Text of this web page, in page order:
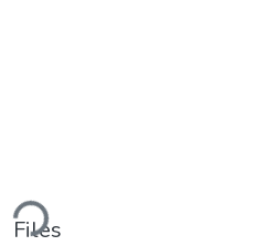
Loading...
Files